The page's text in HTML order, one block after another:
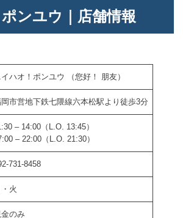
ンユウ｜店舗情報
イハオ！ポンユウ （您好！ 朋友）
市営地下鉄七隈線六本松駅より徒歩3分
– 14:00（L.O. 13:45）
– 22:00（L.O. 21:30）
731-8458
・火
のみ